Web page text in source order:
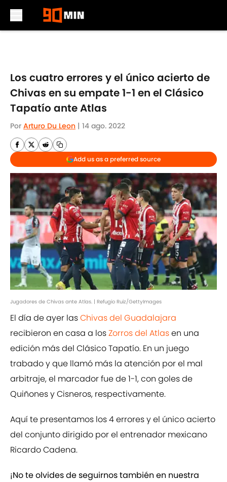
Los cuatro errores y el único acierto de
Chivas en su empate 1-1 en el Clásico
Tapatío ante Atlas
Por Arturo Du Leon | 14 ago. 2022
Add us as a preferred source
Jugadores de Chivas ante Atlas. | Refugio Ruiz/GettyImages
El día de ayer lasChivas del Guadalajara
recibieron en casa a losZorros del Atlasen una
edición más del Clásico Tapatío. En un juego
trabado y que llamó más la atención por el mal
arbitraje, el marcador fue de 1-1, con goles de
Quiñones y Cisneros, respectivamente.
Aquí te presentamos los 4 errores y el único acierto
del conjunto dirigido por el entrenador mexicano
Ricardo Cadena.
¡No te olvides de seguirnos también en nuestra